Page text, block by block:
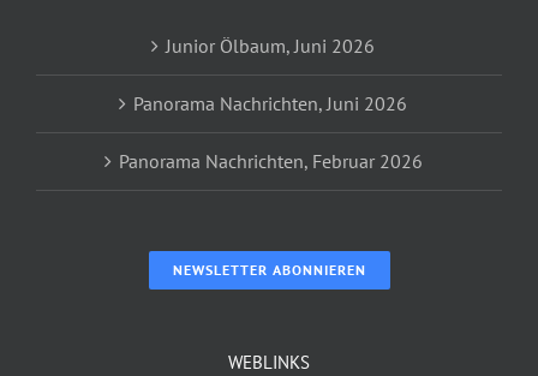
Junior Ölbaum, Juni 2026
Panorama Nachrichten, Juni 2026
Panorama Nachrichten, Februar 2026
NEWSLETTER ABONNIEREN
WEBLINKS